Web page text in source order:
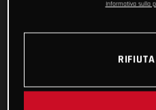
Informativa sulla